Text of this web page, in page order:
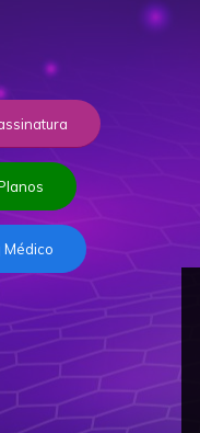
Médico